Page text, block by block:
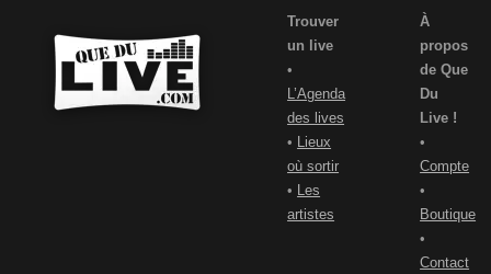
Trouver
un live
•
L’Agenda
des lives
•
Lieux
où sortir
•
Les
artistes
À
propos
de Que
Du
Live !
•
Compte
•
Boutique
•
Contact